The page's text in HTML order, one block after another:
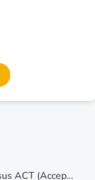
Basiscursus ACT (Acceptance & Commitment Therapy)